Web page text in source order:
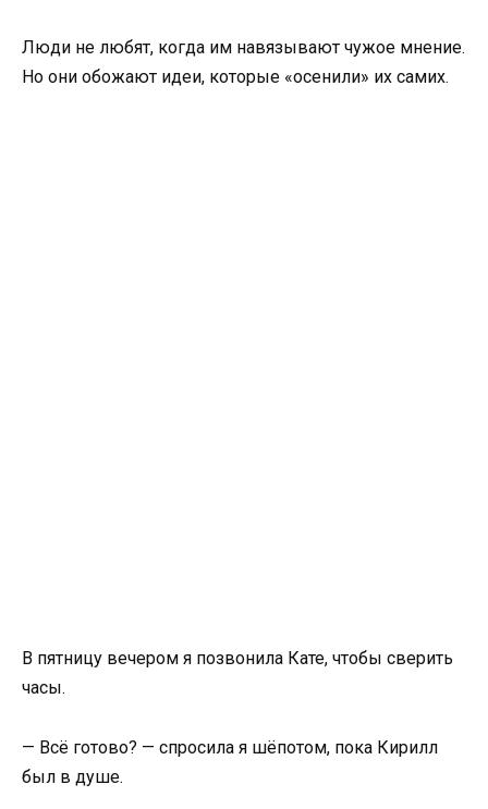
Люди не любят, когда им навязывают чужое мнение.
Но они обожают идеи, которые «осенили» их самих.
В пятницу вечером я позвонила Кате, чтобы сверить
часы.
— Всё готово? — спросила я шёпотом, пока Кирилл
был в душе.